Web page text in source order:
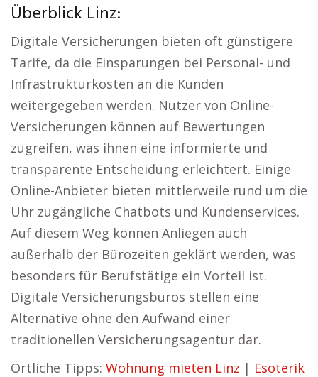
Überblick Linz:
Digitale Versicherungen bieten oft günstigere
Tarife, da die Einsparungen bei Personal- und
Infrastrukturkosten an die Kunden
weitergegeben werden. Nutzer von Online-
Versicherungen können auf Bewertungen
zugreifen, was ihnen eine informierte und
transparente Entscheidung erleichtert. Einige
Online-Anbieter bieten mittlerweile rund um die
Uhr zugängliche Chatbots und Kundenservices.
Auf diesem Weg können Anliegen auch
außerhalb der Bürozeiten geklärt werden, was
besonders für Berufstätige ein Vorteil ist.
Digitale Versicherungsbüros stellen eine
Alternative ohne den Aufwand einer
traditionellen Versicherungsagentur dar.
Örtliche Tipps: Wohnung mieten Linz | Esoterik